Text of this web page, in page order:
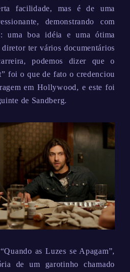
facilidade, mas é de uma
demonstrando com
uma boa idéia e uma ótima
ter vários documentários
podemos dizer que o
foi o que de fato o credenciou
em Hollywood, e este foi
de Sandberg.
as Luzes se Apagam”,
de um garotinho chamado